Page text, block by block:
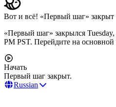
Вот и всё! «Первый шаг» закрыт
«Первый шаг» закрылся
PM PST. Перейдите на
Начать
Первый шаг закрыт.
Russian